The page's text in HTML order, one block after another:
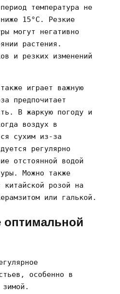
температура не
15°C. Резкие
могут негативно
растения.
и резких изменений
играет важную
предпочитает
В жаркую погоду и
воздух в
сухим из-за
регулярно
отстоянной водой
Можно также
китайской розой на
или галькой.
оптимальной
особенно в